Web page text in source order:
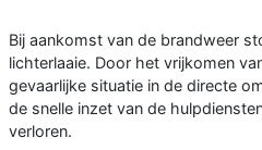
Bij aankomst van de brandweer
lichterlaaie. Door het vrijkomen
gevaarlijke situatie in de directe
de snelle inzet van de
verloren.